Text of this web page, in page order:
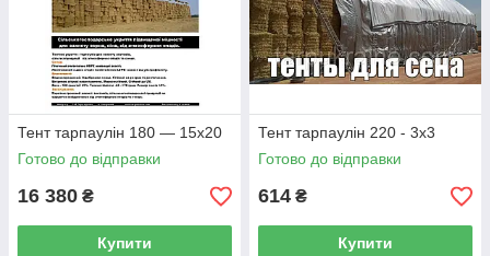
Тент тарпаулін 180 — 15х20
Готово до відправки
16 380 ₴
Купити
Тент тарпаулін 220 - 3х3
Готово до відправки
614 ₴
Купити